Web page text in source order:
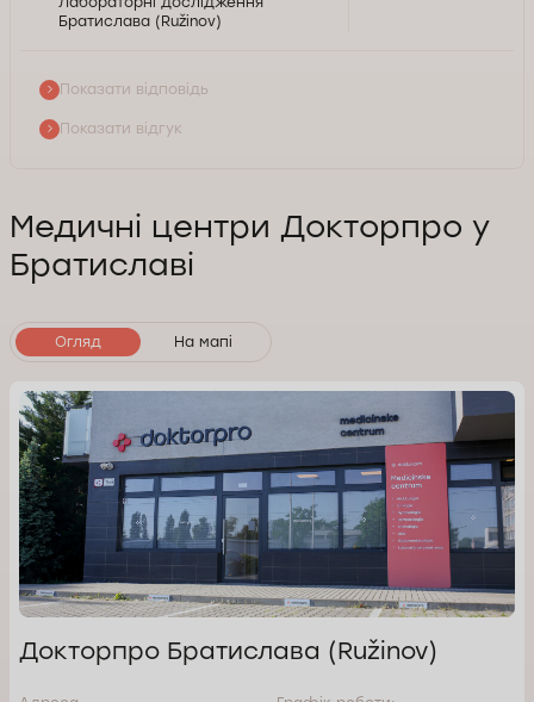
Служба контролю якості Докторпро
Братислава (Ružinov)
Показати відповідь
Показати відгук
Медичні центри Докторпро у
Братиславі
Огляд На мапі
Докторпро Братислава (Ružinov)